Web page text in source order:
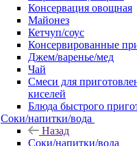
Консервация овощная
Майонез
Кетчуп/соус
Консервированные
Джем/варенье/мед
Чай
Смеси для
киселей
Блюда быстрого
Соки/напитки/вода
Назад
Соки/напитки/вода